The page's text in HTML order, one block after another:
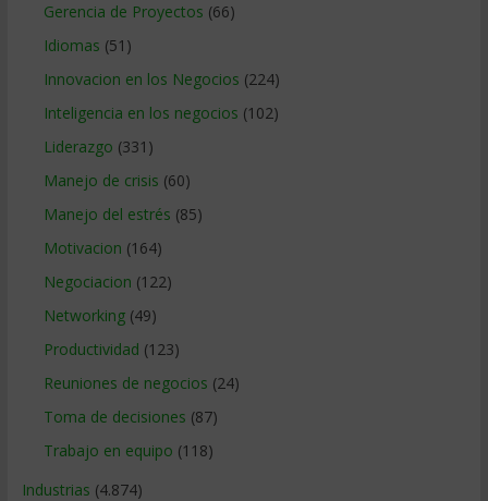
Gerencia de Proyectos (66)
Idiomas (51)
Innovacion en los Negocios (224)
Inteligencia en los negocios (102)
Liderazgo (331)
Manejo de crisis (60)
Manejo del estrés (85)
Motivacion (164)
Negociacion (122)
Networking(49)
Productividad (123)
Reuniones de negocios (24)
Toma de decisiones (87)
Trabajo en equipo (118)
Industrias (4.874)